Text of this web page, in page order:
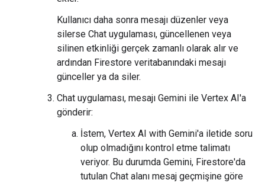
Kullanıcı daha sonra mesajı düzenler veya
silerse Chat uygulaması, güncellenen veya
silinen etkinliği gerçek zamanlı olarak alır ve
ardından Firestore veritabanındaki mesajı
günceller ya da siler.
Chat uygulaması, mesajı Gemini ile Vertex AI'a
gönderir:
İstem, Vertex AI with Gemini'a iletide soru
olup olmadığını kontrol etme talimatı
veriyor. Bu durumda Gemini, Firestore'da
tutulan Chat alanı mesaj geçmişine göre